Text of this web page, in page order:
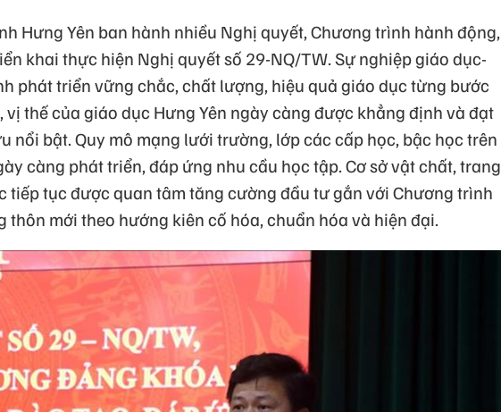
Hưng Yên ban hành nhiều Nghị quyết, Chương trình hành động,
khai thực hiện Nghị quyết số 29-NQ/TW. Sự nghiệp giáo dục-
phát triển vững chắc, chất lượng, hiệu quả giáo dục từng bước
vị thế của giáo dục Hưng Yên ngày càng được khẳng định và đạt
nổi bật. Quy mô mạng lưới trường, lớp các cấp học, bậc học trên
càng phát triển, đáp ứng nhu cầu học tập. Cơ sở vật chất, trang
tiếp tục được quan tâm tăng cường đầu tư gắn với Chương trình
thôn mới theo hướng kiên cố hóa, chuẩn hóa và hiện đại.